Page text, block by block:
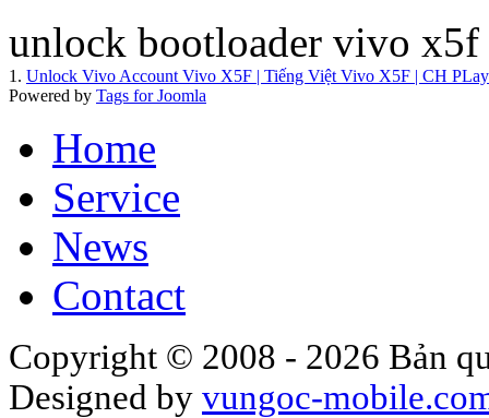
unlock bootloader vivo x5f
1. Unlock Vivo Account Vivo X5F | Tiếng Việt Vivo X5F | CH
Powered by Tags for Joomla
Home
Service
News
Contact
Copyright © 2008 - 2026 Bản
Designed by vungoc-